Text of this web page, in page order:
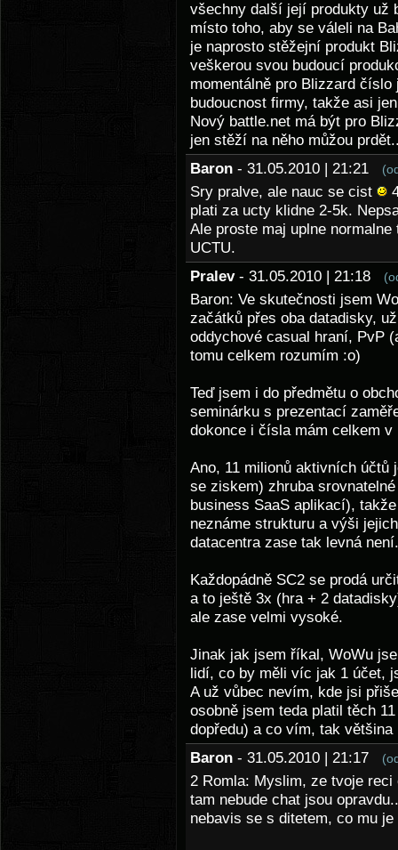
všechny další její produkty už
místo toho, aby se váleli na
je naprosto stěžejní produkt
veškerou svou budoucí
momentálně pro Blizzard
budoucnost firmy, takže asi
Nový battle.net má být pro
jen stěží na něho můžou
Baron - 31.05.2010 | 21:21
Sry pralve, ale nauc se cist
plati za ucty klidne 2-5k.
Ale proste maj uplne normalne
UCTU.
Pralev - 31.05.2010 | 21:18
Baron: Ve skutečnosti jsem
začátků přes oba datadisky,
oddychové casual hraní, PvP
tomu celkem rozumím :o)
Teď jsem i do předmětu o
seminárku s prezentací
dokonce i čísla mám celkem v
Ano, 11 milionů aktivních účtů
se ziskem) zhruba
business SaaS aplikací),
neznáme strukturu a výši
datacentra zase tak levná
Každopádně SC2 se prodá
a to ještě 3x (hra + 2
ale zase velmi vysoké.
Jinak jak jsem říkal, WoWu
lidí, co by měli víc jak 1 účet,
A už vůbec nevím, kde jsi
osobně jsem teda platil těch
dopředu) a co vím, tak
Baron - 31.05.2010 | 21:17
2 Romla: Myslim, ze tvoje
tam nebude chat jsou
nebavis se s ditetem, co mu je